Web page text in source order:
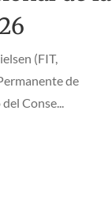
(FIT,
de
Conse...